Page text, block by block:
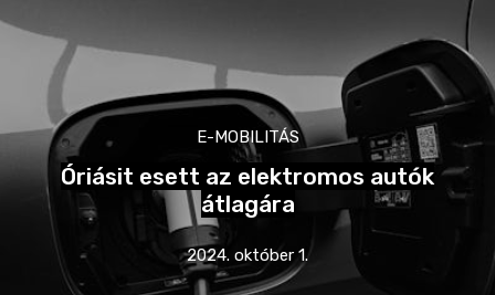
E-MOBILITÁS
Óriásit esett az elektromos autók
átlagára
2024. október 1.